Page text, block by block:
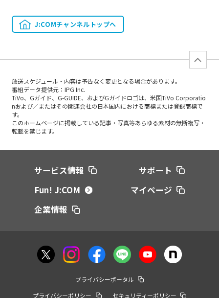
J:COMチャンネルトップへ
放送スケジュール・内容は予告なく変更となる場合があります。
番組データ提供元：IPG Inc.
TiVo、Gガイド、G-GUIDE、およびGガイドロゴは、米国TiVo Corporatio
nおよび／またはその関連会社の日本国内における商標または登録商標で
す。
このホームページに掲載している記事・写真等あらゆる素材の無断複写・
転載を禁じます。
サービス情報
サポート
Fun! J:COM
マイページ
企業情報
プライバシーポータル
プライバシーポリシー
セキュリティーポリシー